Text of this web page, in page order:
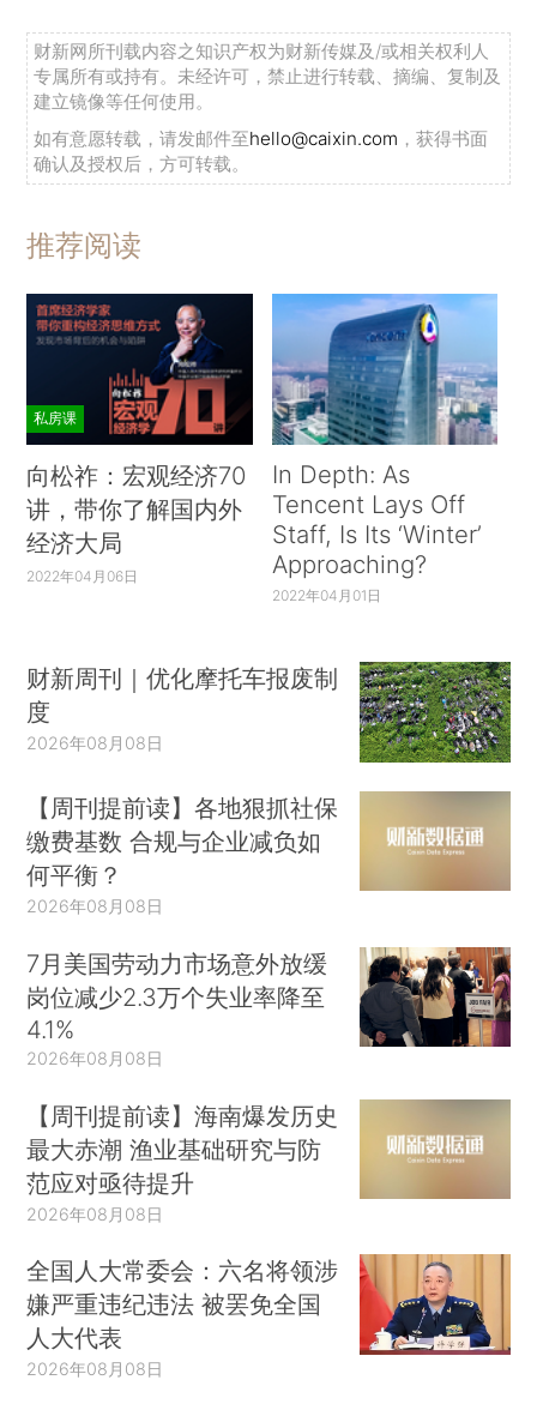
财新网所刊载内容之知识产权为财新传媒及/或相关权利人
专属所有或持有。未经许可，禁止进行转载、摘编、复制及
建立镜像等任何使用。
如有意愿转载，请发邮件至hello@caixin.com ，获得书面
确认及授权后，方可转载。
推荐阅读
私房课
向松祚：宏观经济70
讲，带你了解国内外
经济大局
2022年04月06日
In Depth: As
Tencent Lays Off
Staff, Is Its ‘Winter’
Approaching?
2022年04月01日
财新周刊｜优化摩托车报废制
度
2026年08月08日
【周刊提前读】各地狠抓社保
缴费基数 合规与企业减负如
何平衡？
2026年08月08日
7月美国劳动力市场意外放缓
岗位减少2.3万个失业率降至
4.1%
2026年08月08日
【周刊提前读】海南爆发历史
最大赤潮 渔业基础研究与防
范应对亟待提升
2026年08月08日
全国人大常委会：六名将领涉
嫌严重违纪违法 被罢免全国
人大代表
2026年08月08日